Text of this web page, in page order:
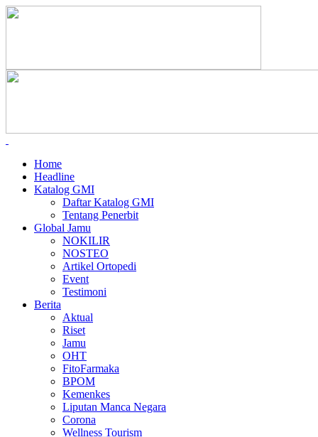
Home
Headline
Katalog GMI
Daftar Katalog GMI
Tentang Penerbit
Global Jamu
NOKILIR
NOSTEO
Artikel Ortopedi
Event
Testimoni
Berita
Aktual
Riset
Jamu
OHT
FitoFarmaka
BPOM
Kemenkes
Liputan Manca Negara
Corona
Wellness Tourism